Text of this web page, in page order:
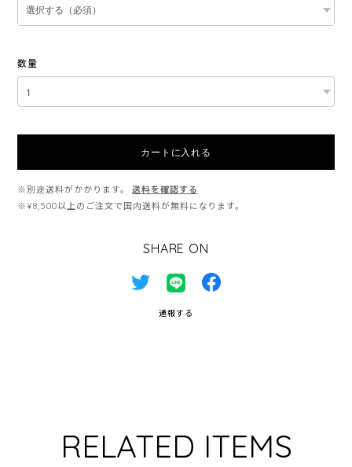
数量
カートに入れる
※別途送料がかかります。
送料を確認する
※¥8,500以上のご注文で国内送料が無料になります。
SHARE ON
通報する
RELATED ITEMS